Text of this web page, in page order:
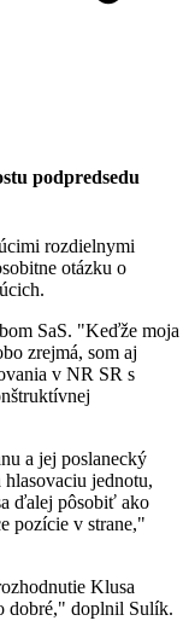
podpredsedu
rozdielnymi
otázku o
SaS. "Keďže moja
zrejmá, som aj
v NR SR s
a jej poslanecký
jednotu,
ďalej pôsobiť ako
pozície v strane,"
Klusa
dobré," doplnil Sulík.